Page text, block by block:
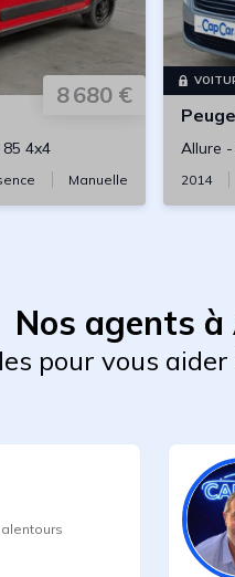
8 680 €
4x4
Manuelle
Allure -
2014
Nos agents
pour vous